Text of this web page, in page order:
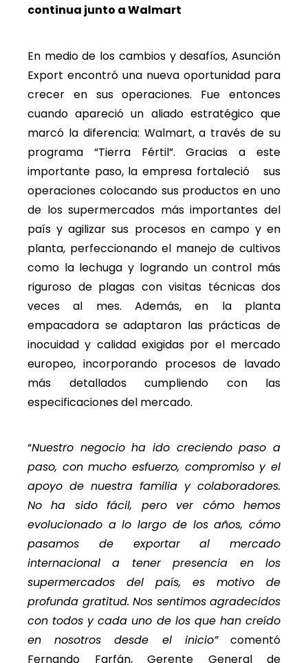
continua junto a Walmart
En medio de los cambios y desafíos, Asunción
Export encontró una nueva oportunidad para
crecer en sus operaciones. Fue entonces
cuando apareció un aliado estratégico que
marcó la diferencia: Walmart, a través de su
programa “Tierra Fértil”. Gracias a este
importante paso, la empresa fortaleció sus
operaciones colocando sus productos en uno
de los supermercados más importantes del
país y agilizar sus procesos en campo y en
planta, perfeccionando el manejo de cultivos
como la lechuga y logrando un control más
riguroso de plagas con visitas técnicas dos
veces al mes. Además, en la planta
empacadora se adaptaron las prácticas de
inocuidad y calidad exigidas por el mercado
europeo, incorporando procesos de lavado
más detallados cumpliendo con las
especificaciones del mercado.
“Nuestro negocio ha ido creciendo paso a
paso, con mucho esfuerzo, compromiso y el
apoyo de nuestra familia y colaboradores.
No ha sido fácil, pero ver cómo hemos
evolucionado a lo largo de los años, cómo
pasamos de exportar al mercado
internacional a tener presencia en los
supermercados del país, es motivo de
profunda gratitud. Nos sentimos agradecidos
con todos y cada uno de los que han creído
en nosotros desde el inicio”comentó
Fernando Farfán, Gerente General de